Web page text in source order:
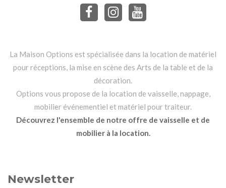
La Maison Options est spécialisée dans la location de matériel
pour réceptions, la mise en scène des Arts de la table et de la
décoration.
Options vous propose de la location de vaisselle, nappage,
mobilier événementiel et matériel pour traiteur.
Découvrez l'ensemble de notre offre de vaisselle et de
mobilier à la location.
Newsletter